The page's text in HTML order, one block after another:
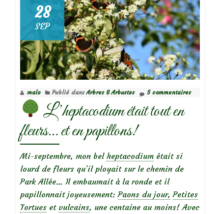
fleurs,
Fraxinus
ornus
28
SEP
malo Publié dansArbres & Arbustes 5 commentaires
L’heptacodium était tout en
fleurs… et en papillons!
Mi-septembre, mon bel heptacodium était si
lourd de fleurs qu’il ployait sur le chemin de
Park Allée… Il embaumait à la ronde et il
papillonnait joyeusement:Paons du jour, Petites
Tortues et vulcains, une centaine au moins! Avec